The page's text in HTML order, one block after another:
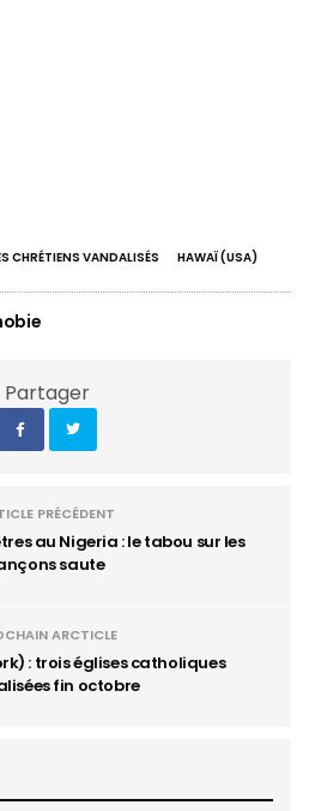
CHRÉTIENS VANDALISÉS HAWAÏ (USA)
Partager
PRÉCÉDENT
au Nigeria : le tabou sur les
saute
ARCTICLE
: trois églises catholiques
fin octobre